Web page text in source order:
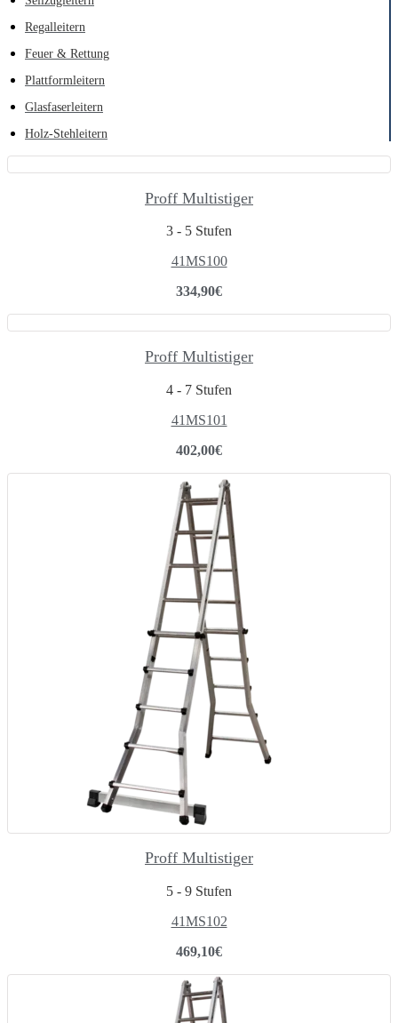
Regalleitern
Feuer & Rettung
Plattformleitern
Glasfaserleitern
Holz-Stehleitern
Proff Multistiger
3 - 5 Stufen
41MS100
334,90€
Proff Multistiger
4 - 7 Stufen
41MS101
402,00€
Proff Multistiger
5 - 9 Stufen
41MS102
469,10€